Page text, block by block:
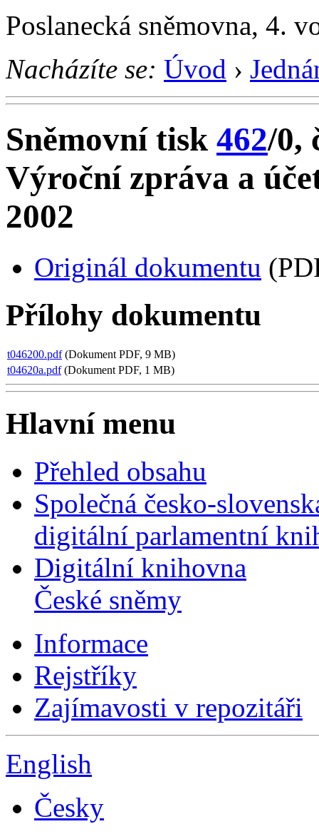
Poslanecká sněmovna, 4.
Nacházíte se: Úvod ›
Sněmovní tisk 462/0,
Výroční zpráva a
2002
Originál dokumentu
Přílohy dokumentu
t046200.pdf(Dokument PDF, 9 MB)
t04620a.pdf(Dokument PDF, 1 MB)
Hlavní menu
Přehled obsahu
Společná česko-
digitální parlamentní
Digitální knihovna
České sněmy
Informace
Rejstříky
Zajímavosti v repozitáři
English
Česky